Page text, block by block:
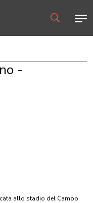
-
allo stadio del Campo